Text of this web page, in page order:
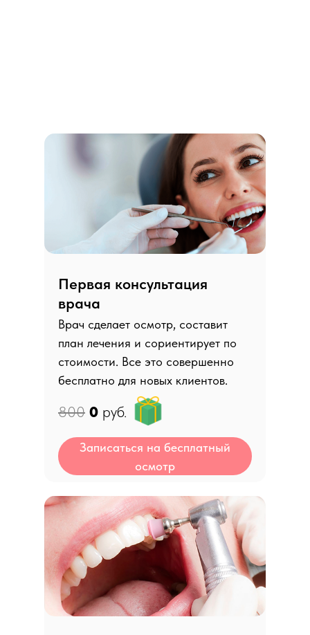
Врач сделает осмотр, составит
план лечения и сориентирует по
стоимости. Все это совершенно
бесплатно для новых клиентов.
800 0 руб.
Записаться на бесплатный
осмотр
Первая консультация
врача